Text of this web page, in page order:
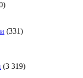
(331)
(3 319)